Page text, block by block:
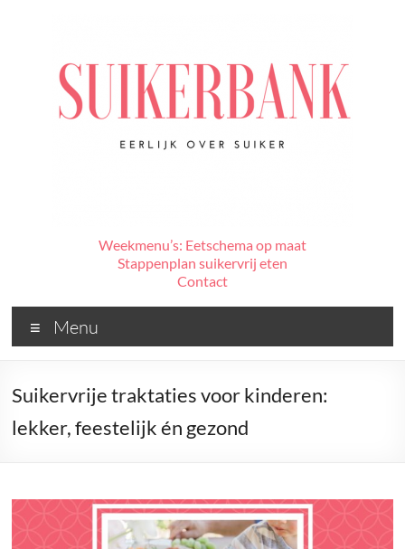
wilt
weten
Weekmenu’s: Eetschema op maat
Stappenplan suikervrij eten
Contact
Menu
Suikervrije traktaties voor kinderen:
lekker, feestelijk én gezond